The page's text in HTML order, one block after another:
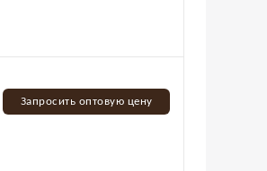
Запросить оптовую цену